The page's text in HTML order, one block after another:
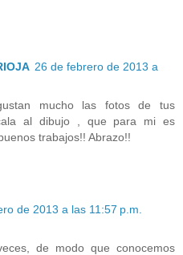
26 de febrero de 2013 a
mucho las fotos de tus
al dibujo , que para mi es
trabajos!! Abrazo!!
de 2013 a las 11:57 p.m.
de modo que conocemos